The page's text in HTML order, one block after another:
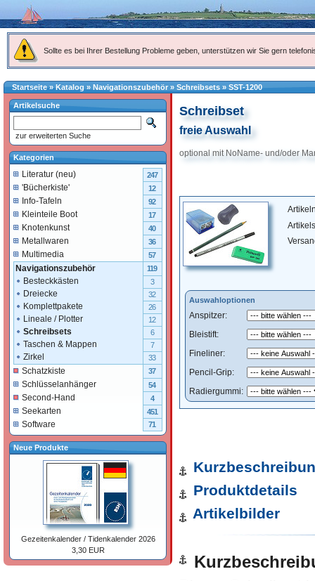
Sollte es bei Ihrer Bestellung Probleme geben, unterstützen wir Sie gern
Startseite»Katalog » Navigationszubehör » Schreibsets » SST-1200
Schreibset
freie Auswahl
optional mit NoName- und/oder
Auswahloptionen
Anspitzer:
Bleistift:
Fineliner:
Pencil-Grip:
Radiergummi:
Produktdetails
Artikelbilder
Artikelsuche
zur erweiterten Suche
Kategorien
Literatur (neu) 247
'Bücherkiste' 12
Info-Tafeln 92
Kleinteile Boot 17
Knotenkunst 40
Metallwaren 36
Multimedia 57
Navigationszubehör 119
Besteckkästen 3
Dreiecke 32
Komplettpakete 26
Lineale / Plotter 12
Schreibsets 6
Taschen & Mappen 7
Zirkel 33
Schatzkiste 37
Schlüsselanhänger 54
Second-Hand 4
Seekarten 451
Software 71
Neue Produkte
Gezeitenkalender / Tidenkalender 2026
3,30 EUR